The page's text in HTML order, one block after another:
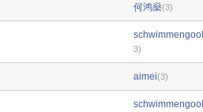
何鸿燊(3)
schwimmengool
3)
aimei(3)
schwimmengool